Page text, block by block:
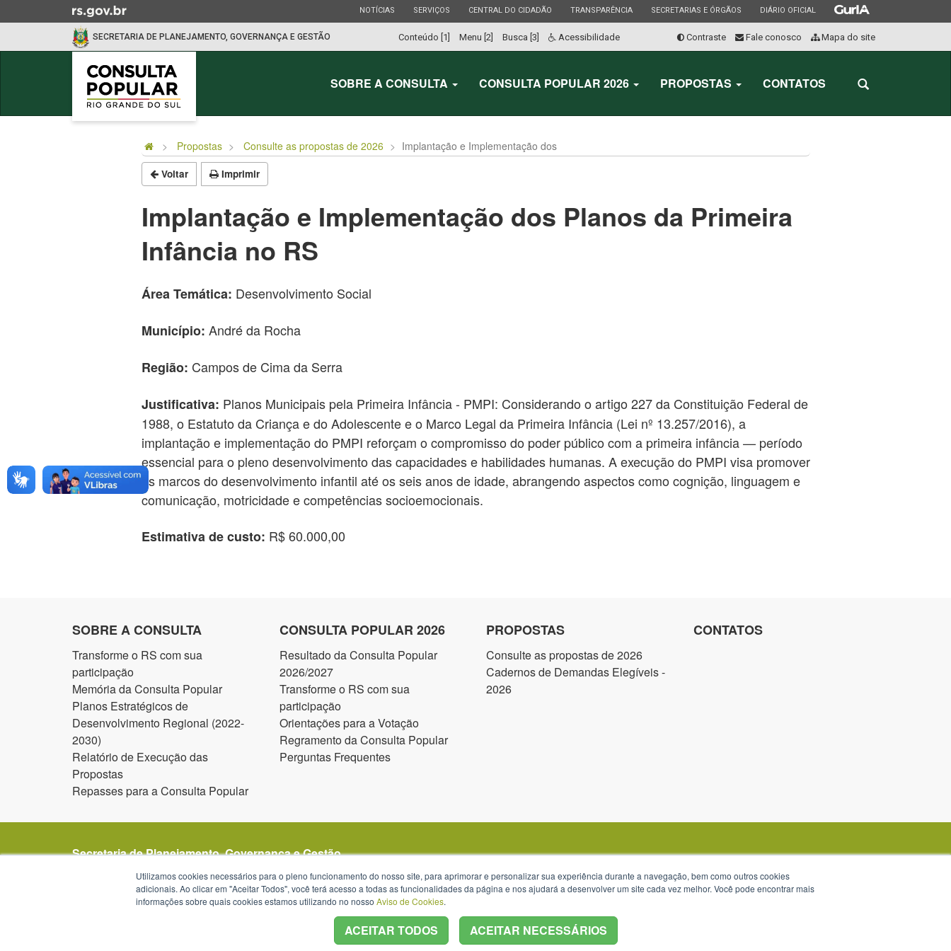
para
ESTADO
NOTÍCIAS ESTADO
SERVIÇOS ESTADO
CENTRAL DO CIDADÃO ESTADO
TRANSPARÊNCIA ESTADO
SECRETARIAS E ÓRGÃOS ESTADO
DIÁRIO OFICIAL ESTADO
SECRETARIA DE PLANEJAMENTO, GOVERNANÇA E GESTÃO Conteúdo [1] Menu [2] Busca [3] Acessibilidade Contraste Fale conosco Mapa do site
Abrir
busca
SOBRE A CONSULTA CONSULTA POPULAR 2026 PROPOSTAS CONTATOS
Propostas Consulte as propostas de 2026 Implantação e Implementação dos
Voltar Imprimir
Implantação e Implementação dos Planos da Primeira
Infância no RS
Área Temática: Desenvolvimento Social
Município: André da Rocha
Região: Campos de Cima da Serra
Justificativa: Planos Municipais pela Primeira Infância - PMPI: Considerando o artigo 227 da Constituição Federal de
1988, o Estatuto da Criança e do Adolescente e o Marco Legal da Primeira Infância (Lei nº 13.257/2016), a
implantação e implementação do PMPI reforçam o compromisso do poder público com a primeira infância — período
essencial para o pleno desenvolvimento das capacidades e habilidades humanas. A execução do PMPI visa promover
os marcos do desenvolvimento infantil até os seis anos de idade, abrangendo aspectos como cognição, linguagem e
comunicação, motricidade e competências socioemocionais.
Estimativa de custo: R$ 60.000,00
SOBRE A CONSULTA
Transforme o RS com sua
participação
Memória da Consulta Popular
Planos Estratégicos de
Desenvolvimento Regional (2022-
2030)
Relatório de Execução das
Propostas
Repasses para a Consulta Popular
CONSULTA POPULAR 2026
Resultado da Consulta Popular
2026/2027
Transforme o RS com sua
participação
Orientações para a Votação
Regramento da Consulta Popular
Perguntas Frequentes
PROPOSTAS
Consulte as propostas de 2026
Cadernos de Demandas Elegíveis -
2026
CONTATOS
Secretaria de Planejamento, Governança e Gestão
Avenida Borges de Medeiros 1501
1º, 2º, 19º, 20º e 21º andar
Porto Alegre - RS -
mapa
Utilizamos cookies necessários para o pleno funcionamento do nosso site, para aprimorar e personalizar sua experiência durante a navegação, bem como outros cookies
adicionais. Ao clicar em "Aceitar Todos", você terá acesso a todas as funcionalidades da página e nos ajudará a desenvolver um site cada vez melhor. Você pode encontrar mais
informações sobre quais cookies estamos utilizando no nosso Aviso de Cookies.
ACEITAR TODOS ACEITAR NECESSÁRIOS